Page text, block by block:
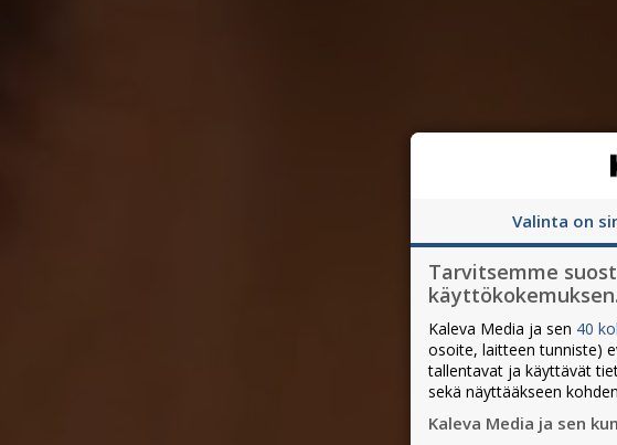
Valinta on
Tarvitsemme
käyttökokemuksen.
Kaleva Media ja sen 40
osoite, laitteen tunniste)
tallentavat ja käyttävät
sekä näyttääkseen
Kaleva Media ja sen